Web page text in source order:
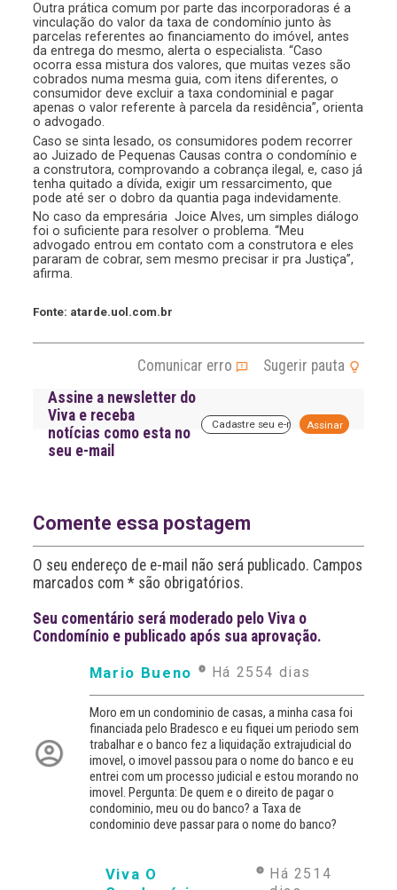
Outra prática comum por parte das incorporadoras é a
vinculação do valor da taxa de condomínio junto às
parcelas referentes ao financiamento do imóvel, antes
da entrega do mesmo, alerta o especialista. “Caso
ocorra essa mistura dos valores, que muitas vezes são
cobrados numa mesma guia, com itens diferentes, o
consumidor deve excluir a taxa condominial e pagar
apenas o valor referente à parcela da residência”, orienta
o advogado.
Caso se sinta lesado, os consumidores podem recorrer
ao Juizado de Pequenas Causas contra o condomínio e
a construtora, comprovando a cobrança ilegal, e, caso já
tenha quitado a dívida, exigir um ressarcimento, que
pode até ser o dobro da quantia paga indevidamente.
No caso da empresária Joice Alves, um simples diálogo
foi o suficiente para resolver o problema. “Meu
advogado entrou em contato com a construtora e eles
pararam de cobrar, sem mesmo precisar ir pra Justiça”,
afirma.
Fonte: atarde.uol.com.br
Comunicar erro
Sugerir pauta
Assine a newsletter do
Viva e receba
notícias como esta no
seu e-mail
i
v
Comente essa postagem
O seu endereço de e-mail não será publicado. Campos
marcados com * são obrigatórios.
Seu comentário será moderado pelo Viva o
Condomínio e publicado após sua aprovação.
Mario Bueno Há 2554 dias
Moro em un condominio de casas, a minha casa foi
financiada pelo Bradesco e eu fiquei um periodo sem
trabalhar e o banco fez a liquidação extrajudicial do
imovel, o imovel passou para o nome do banco e eu
entrei com um processo judicial e estou morando no
imovel. Pergunta: De quem e o direito de pagar o
condominio, meu ou do banco? a Taxa de
condominio deve passar para o nome do banco?
Viva O
Há 2514